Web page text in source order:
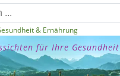
& Ernährung
für Ihre Gesundheit